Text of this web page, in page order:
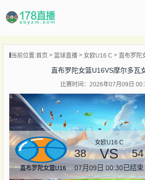
当前位置:首页 篮球直播 女欧U16 C
直布罗陀女篮U16VS摩尔多瓦
比赛时间：2026年07月09日
直布罗陀女篮U16
女欧U16 C
38 VS 54
07月09日 00:30已结束